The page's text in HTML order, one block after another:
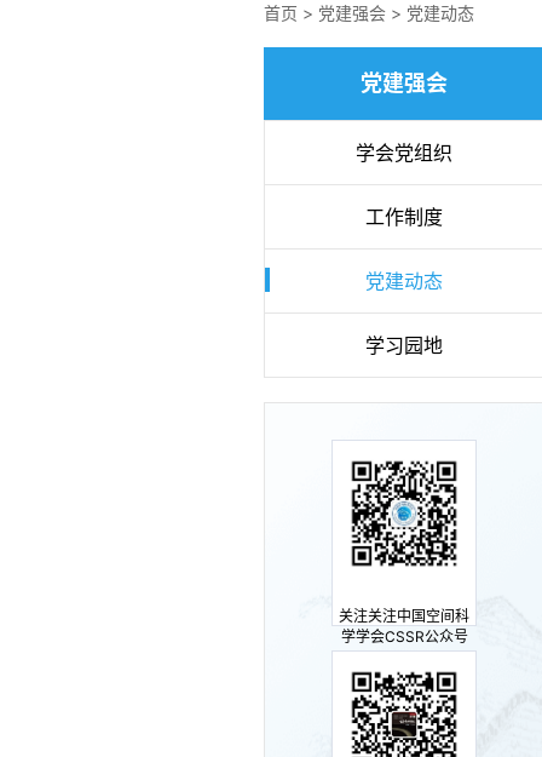
首页 > 党建强会 > 党建动态
党建强会
学会党组织
工作制度
党建动态
学习园地
关注关注中国空间科
学学会CSSR公众号